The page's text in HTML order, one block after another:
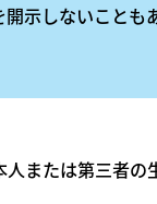
示しないことも
人または第三者の